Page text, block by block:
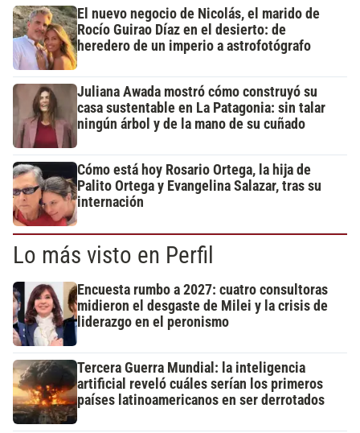
El nuevo negocio de Nicolás, el marido de
Rocío Guirao Díaz en el desierto: de
heredero de un imperio a astrofotógrafo
Juliana Awada mostró cómo construyó su
casa sustentable en La Patagonia: sin talar
ningún árbol y de la mano de su cuñado
Cómo está hoy Rosario Ortega, la hija de
Palito Ortega y Evangelina Salazar, tras su
internación
Lo más visto en Perfil
Encuesta rumbo a 2027: cuatro consultoras
midieron el desgaste de Milei y la crisis de
liderazgo en el peronismo
Tercera Guerra Mundial: la inteligencia
artificial reveló cuáles serían los primeros
países latinoamericanos en ser derrotados